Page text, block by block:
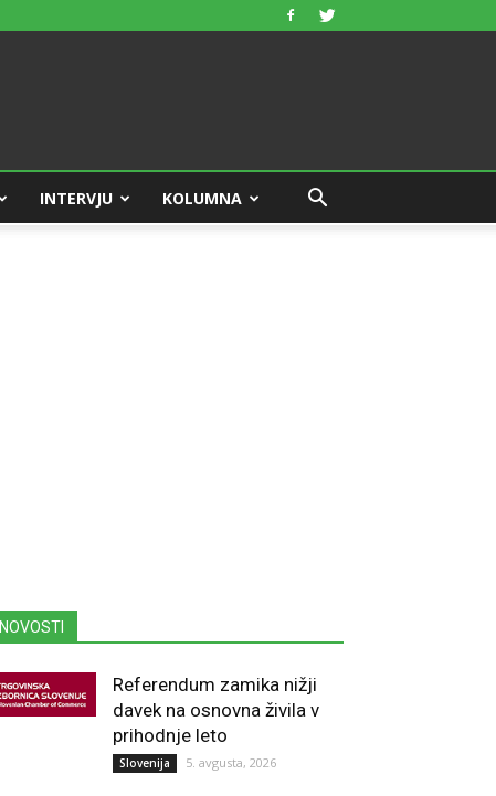
INTERVJU KOLUMNA
NOVOSTI
Referendum zamika nižji
davek na osnovna živila v
prihodnje leto
Slovenija 5. avgusta, 2026